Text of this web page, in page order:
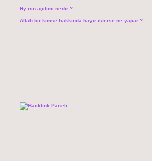
Hy’nin açılımı nedir ?
Allah bir kimse hakkında hayır isterse ne yapar ?